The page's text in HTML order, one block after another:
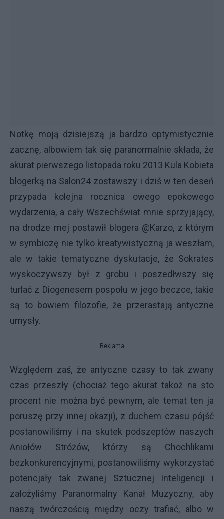
Notkę moją dzisiejszą ja bardzo optymistycznie
zacznę, albowiem tak się paranormalnie składa, że
akurat pierwszego listopada roku 2013 Kula Kobieta
blogerką na Salon24 zostawszy i dziś w ten deseń
przypada kolejna rocznica owego epokowego
wydarzenia, a cały Wszechświat mnie sprzyjający,
na drodze mej postawił blogera @Karzo, z którym
w symbiozę nie tylko kreatywistyczną ja weszłam,
ale w takie tematyczne dyskutacje, że Sokrates
wyskoczywszy był z grobu i poszedłwszy się
turlać z Diogenesem pospołu w jego beczce, takie
są to bowiem filozofie, że przerastają antyczne
umysły.
Reklama
Względem zaś, że antyczne czasy to tak zwany
czas przeszły (chociaż tego akurat takoż na sto
procent nie można być pewnym, ale temat ten ja
poruszę przy innej okazji), z duchem czasu pójść
postanowiliśmy i na skutek podszeptów naszych
Aniołów Stróżów, którzy są Chochlikami
bezkonkurencyjnymi, postanowiliśmy wykorzystać
potencjały tak zwanej Sztucznej Inteligencji i
założyliśmy Paranormalny Kanał Muzyczny, aby
naszą twórczością między oczy trafiać, albo w